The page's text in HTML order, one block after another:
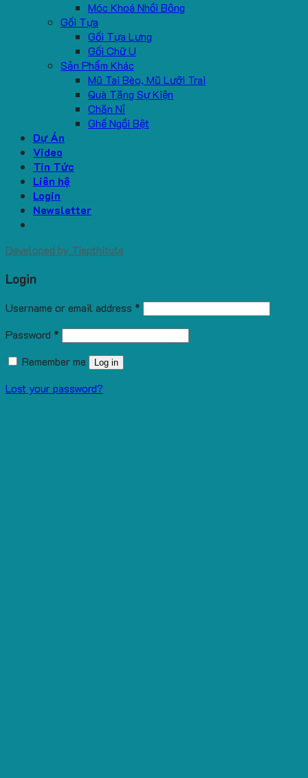
Móc Khoá Nhồi Bông
Gối Tựa
Gối Tựa Lưng
Gối Chữ U
Sản Phẩm Khác
Mũ Tai Bèo, Mũ Lưỡi Trai
Quà Tặng Sự Kiện
Chăn Nỉ
Ghế Ngồi Bệt
Dự Án
Video
Tin Tức
Liên hệ
Login
Newsletter
Developed by Tiepthitute
Login
Username or email address *
Password *
Remember me
Log in
Lost your password?